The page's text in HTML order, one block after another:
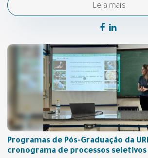
Leia mais
Programas de Pós-Graduação da
cronograma de processos seletivos